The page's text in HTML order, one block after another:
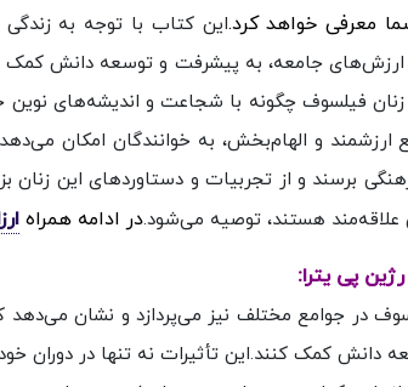
معرفی خواهد کرد.این کتاب با توجه به
ارزش‌های جامعه، به پیشرفت و توسعه دانش کمک
فیلسوف چگونه با شجاعت و اندیشه‌های
ارزشمند و الهام‌بخش، به خوانندگان امکان
برسند و از تجربیات و دستاوردهای این زنان
علاقه‌مند هستند، توصیه می‌شود.در ادامه همراه
پی یترا:
در جوامع مختلف نیز می‌پردازد و نشان می‌دهد
دانش کمک کنند.این تأثیرات نه تنها در دوران